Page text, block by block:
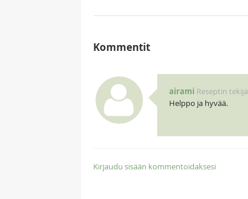
Kommentit
airami Reseptin tekijä
Helppo ja hyvää.
Kirjaudu sisään kommentoidaksesi